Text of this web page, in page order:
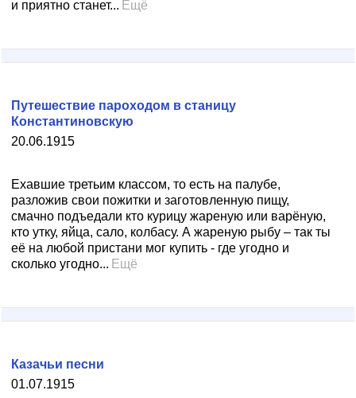
и приятно станет... Ещё
20.06.1915
Путешествие пароходом в станицу
Константиновскую
Ехавшие третьим классом, то есть на палубе,
разложив свои пожитки и заготовленную пищу,
смачно подъедали кто курицу жареную или варёную,
кто утку, яйца, сало, колбасу. А жареную рыбу – так ты
её на любой пристани мог купить - где угодно и
сколько угодно... Ещё
01.07.1915
Казачьи песни